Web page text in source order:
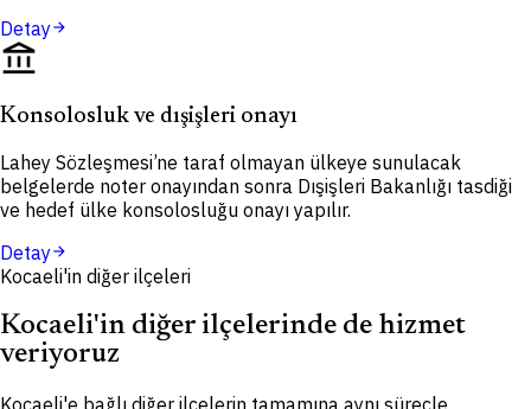
Detayarrow_forward
account_balance
Konsolosluk ve dışişleri onayı
Lahey Sözleşmesi’ne taraf olmayan ülkeye sunulacak
belgelerde noter onayından sonra Dışişleri Bakanlığı tasdiği
ve hedef ülke konsolosluğu onayı yapılır.
Detayarrow_forward
Kocaeli'in diğer ilçeleri
Kocaeli'in diğer ilçelerinde de hizmet
veriyoruz
Kocaeli'e bağlı diğer ilçelerin tamamına aynı süreçle